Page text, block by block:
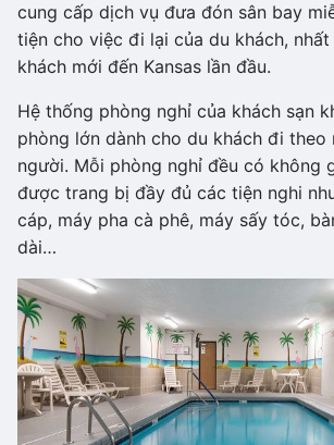
cung cấp dịch vụ đưa đón sân bay
tiện cho việc đi lại của du khách,
khách mới đến Kansas lần đầu.
Hệ thống phòng nghỉ của khách sạn
phòng lớn dành cho du khách đi theo
người. Mỗi phòng nghỉ đều có không
được trang bị đầy đủ các tiện nghi
cáp, máy pha cà phê, máy sấy tóc,
dài…